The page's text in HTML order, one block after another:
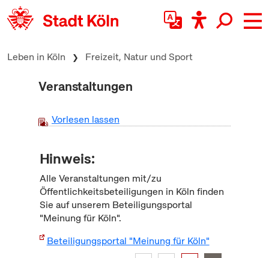
zum Inhalt springen
Leben in Köln Freizeit, Natur und Sport
Veranstaltungen
Vorlesen lassen
Hinweis:
Alle Veranstaltungen mit/zu
Öffentlichkeitsbeteiligungen in Köln finden
Sie auf unserem Beteiligungsportal
"Meinung für Köln".
Beteiligungsportal "Meinung für Köln"